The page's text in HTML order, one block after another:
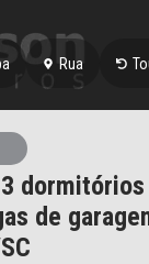
Rua
dormitórios
de